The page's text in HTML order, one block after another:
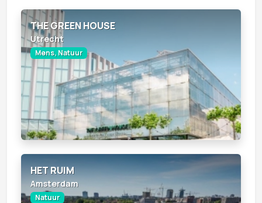
THE GREEN HOUSE
Utrecht
Mens, Natuur
HET RUIM
Amsterdam
Natuur